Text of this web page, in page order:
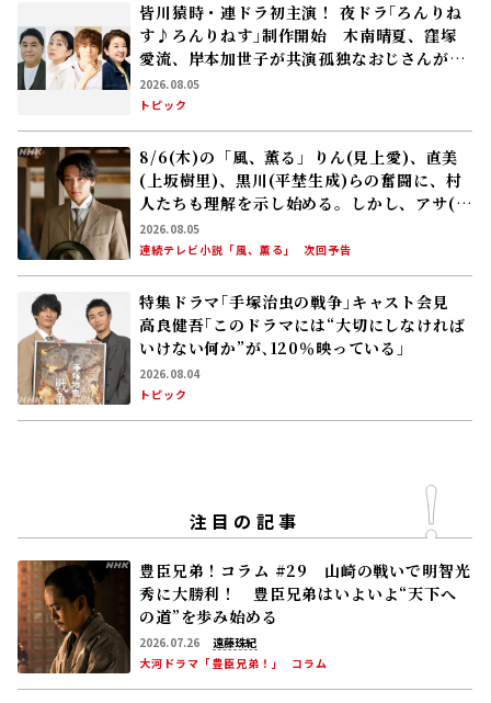
皆川猿時・連ドラ初主演！ 夜ドラ｢ろんりね
す♪ろんりねす｣制作開始 木南晴夏、窪塚
愛流、岸本加世子が共演――孤独なおじさんが､
人生でやり残したことに向き合う
2026.08.05
トピック
8/6(木)の「風、薫る」りん(見上愛)、直美
(上坂樹里)、黒川(平埜生成)らの奮闘に、村
人たちも理解を示し始める。しかし、アサ(美
山加恋)の容体はなかなか改善せず……
2026.08.05
連続テレビ小説「風、薫る」
次回予告
特集ドラマ｢手塚治虫の戦争｣キャスト会見
高良健吾｢このドラマには“大切にしなければ
いけない何か”が､120％映っている」
2026.08.04
トピック
注目の記事
豊臣兄弟！コラム #29 山崎の戦いで明智光
秀に大勝利！ 豊臣兄弟はいよいよ“天下へ
の道”を歩み始める
2026.07.26
遠藤珠紀
大河ドラマ「豊臣兄弟！」
コラム